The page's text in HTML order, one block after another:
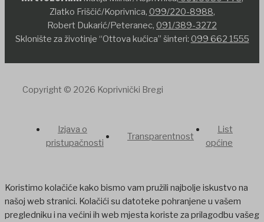
Zlatko Friščić/Koprivnica, 099/220-8988,
Robert Dukarić/Peteranec, 091/389-3272
Sklonište za životinje “Ottova kućica” šinteri: 099 662 1555
Copyright © 2026 Koprivnički Bregi
Izjava o
pristupačnosti
Transparentnost
List
općine
Koristimo kolačiće kako bismo vam pružili najbolje iskustvo na
našoj web stranici. Kolačići su datoteke pohranjene u vašem
pregledniku i na većini ih web mjesta koriste za prilagodbu vašeg